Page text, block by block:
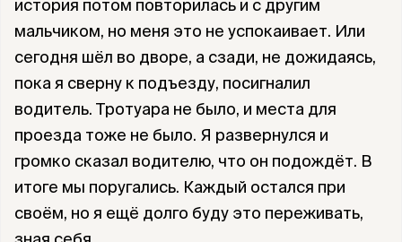
история потом повторилась и с другим
мальчиком, но меня это не успокаивает. Или
сегодня шёл во дворе, а сзади, не дожидаясь,
пока я сверну к подъезду, посигналил
водитель. Тротуара не было, и места для
проезда тоже не было. Я развернулся и
громко сказал водителю, что он подождёт. В
итоге мы поругались. Каждый остался при
своём, но я ещё долго буду это переживать,